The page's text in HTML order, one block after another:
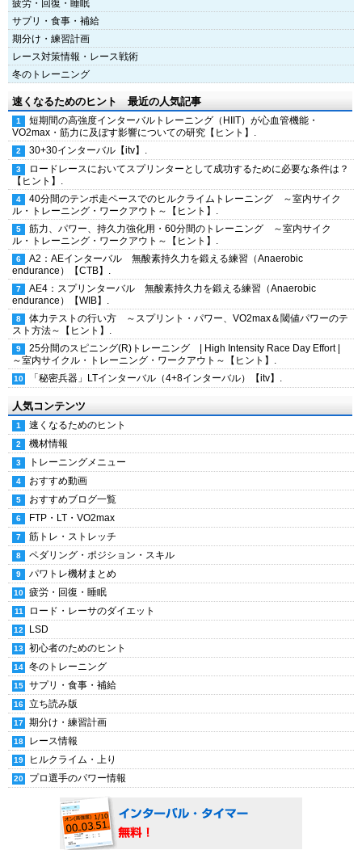
疲労・回復・睡眠
サプリ・食事・補給
期分け・練習計画
レース対策情報・レース戦術
冬のトレーニング
速くなるためのヒント 最近の人気記事
短期間の高強度インターバルトレーニング（HIIT）が心血管機能・
VO2max・筋力に及ぼす影響についての研究【ヒント】.
30+30インターバル【itv】.
ロードレースにおいてスプリンターとして成功するために必要な条件は？
【ヒント】.
40分間のテンポ走ペースでのヒルクライムトレーニング ～室内サイク
ル・トレーニング・ワークアウト～【ヒント】.
筋力、パワー、持久力強化用・60分間のトレーニング ～室内サイク
ル・トレーニング・ワークアウト～【ヒント】.
A2：AEインターバル 無酸素持久力を鍛える練習（Anaerobic
endurance）【CTB】.
AE4：スプリンターバル 無酸素持久力を鍛える練習（Anaerobic
endurance）【WIB】.
体力テストの行い方 ～スプリント・パワー、VO2max＆閾値パワーのテ
スト方法～【ヒント】.
25分間のスピニング(R)トレーニング | High Intensity Race Day Effort |
～室内サイクル・トレーニング・ワークアウト～【ヒント】.
「秘密兵器」LTインターバル（4+8インターバル）【itv】.
人気コンテンツ
速くなるためのヒント
機材情報
トレーニングメニュー
おすすめ動画
おすすめブログ一覧
FTP・LT・VO2max
筋トレ・ストレッチ
ペダリング・ポジション・スキル
パワトレ機材まとめ
疲労・回復・睡眠
ロード・レーサのダイエット
LSD
初心者のためのヒント
冬のトレーニング
サプリ・食事・補給
立ち読み版
期分け・練習計画
レース情報
ヒルクライム・上り
プロ選手のパワー情報